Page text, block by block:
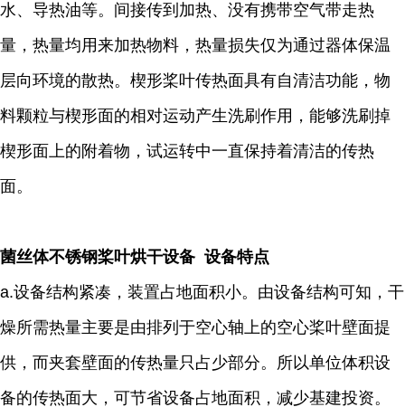
水、导热油等。间接传到加热、没有携带空气带走热
量，热量均用来加热物料，热量损失仅为通过器体保温
层向环境的散热。楔形桨叶传热面具有自清洁功能，物
料颗粒与楔形面的相对运动产生洗刷作用，能够洗刷掉
楔形面上的附着物，试运转中一直保持着清洁的传热
面。
菌丝体不锈钢桨叶烘干设备 设备特点
a.设备结构紧凑，装置占地面积小。由设备结构可知，干
燥所需热量主要是由排列于空心轴上的空心桨叶壁面提
供，而夹套壁面的传热量只占少部分。所以单位体积设
备的传热面大，可节省设备占地面积，减少基建投资。